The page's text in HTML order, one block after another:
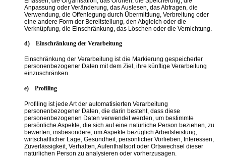
Anpassung oder Veränderung, das Auslesen, das Abfragen, die
Verwendung, die Offenlegung durch Übermittlung, Verbreitung oder
eine andere Form der Bereitstellung, den Abgleich oder die
Verknüpfung, die Einschränkung, das Löschen oder die Vernichtung.
d) Einschränkung der Verarbeitung
Einschränkung der Verarbeitung ist die Markierung gespeicherter
personenbezogener Daten mit dem Ziel, ihre künftige Verarbeitung
einzuschränken.
e) Profiling
Profiling ist jede Art der automatisierten Verarbeitung
personenbezogener Daten, die darin besteht, dass diese
personenbezogenen Daten verwendet werden, um bestimmte
persönliche Aspekte, die sich auf eine natürliche Person beziehen, zu
bewerten, insbesondere, um Aspekte bezüglich Arbeitsleistung,
wirtschaftlicher Lage, Gesundheit, persönlicher Vorlieben, Interessen,
Zuverlässigkeit, Verhalten, Aufenthaltsort oder Ortswechsel dieser
natürlichen Person zu analysieren oder vorherzusagen.